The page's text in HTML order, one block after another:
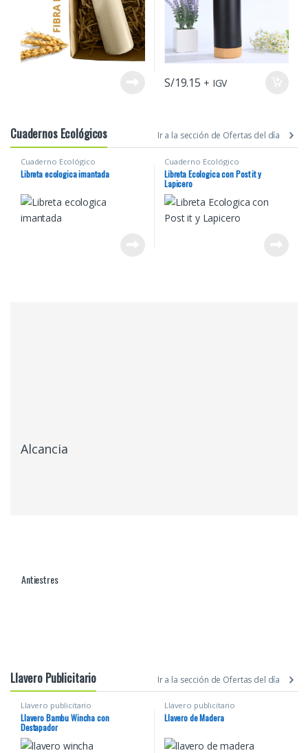
S/19.15 + IGV
Cuadernos Ecológicos Ir a la sección de Ofertas del día
Cuaderno Ecológico
Libreta ecologica imantada
Cuaderno Ecológico
Libreta Ecologica con Post it y
Lapicero
Alcancia
Antiestres
Llavero Publicitario Ir a la sección de Ofertas del día
Llavero publicitario
Llavero Bambu Wincha con
Destapador
Llavero publicitario
Llavero de Madera